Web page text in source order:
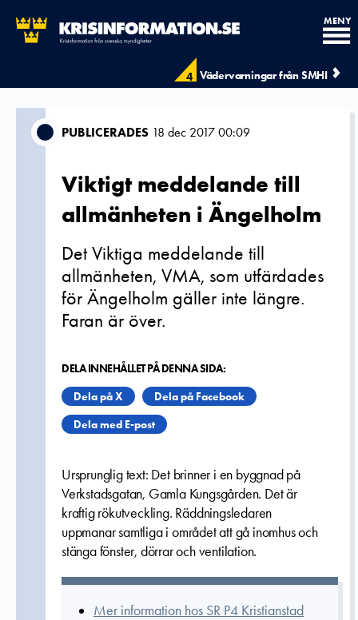
4 Vädervarningar från SMHI
MENY
PUBLICERADES 18 dec 2017 00:09
Viktigt meddelande till
allmänheten i Ängelholm
Det Viktiga meddelande till
allmänheten, VMA, som utfärdades
för Ängelholm gäller inte längre.
Faran är över.
DELA INNEHÅLLET PÅ DENNA SIDA:
Dela på X
Dela på Facebook
Dela med E-post
Ursprunglig text: Det brinner i en byggnad på
Verkstadsgatan, Gamla Kungsgården. Det är
kraftig rökutveckling. Räddningsledaren
uppmanar samtliga i området att gå inomhus och
stänga fönster, dörrar och ventilation.
Mer information hos SR P4 Kristianstad